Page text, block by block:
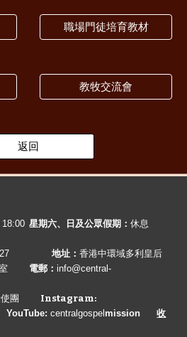
職場門徒培育教材
教牧交流會
返回
星期六、日及公眾假期：休息
地址 ：香港中環域多利皇后
電郵 ：info@central-
團 Instagram:
YouTube:centralgospel mission
收